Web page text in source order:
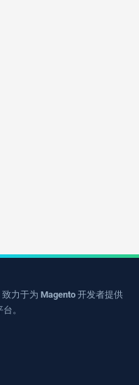
力于为 Magento 开发者提供
。